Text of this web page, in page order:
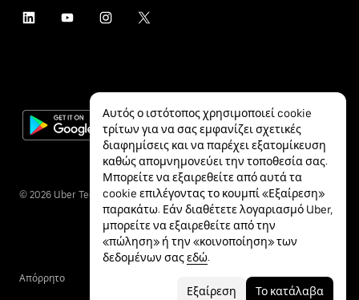
© 2026 Uber Technologies Inc.
Απόρρητο
Αυτός ο ιστότοπος χρησιμοποιεί cookie
τρίτων για να σας εμφανίζει σχετικές
διαφημίσεις και να παρέχει εξατομίκευση
καθώς απομνημονεύει την τοποθεσία σας.
Μπορείτε να εξαιρεθείτε από αυτά τα
cookie επιλέγοντας το κουμπί «Εξαίρεση»
παρακάτω. Εάν διαθέτετε λογαριασμό Uber,
μπορείτε να εξαιρεθείτε από την
«πώληση» ή την «κοινοποίηση» των
δεδομένων σαςεδώ.
Εξαίρεση Το κατάλαβα